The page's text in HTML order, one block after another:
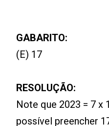
GABARITO:
(E) 17
RESOLUÇÃO:
Note que 2023 = 7 x
possível preencher